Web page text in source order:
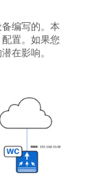
编写的。本
置。如果您
在影响。